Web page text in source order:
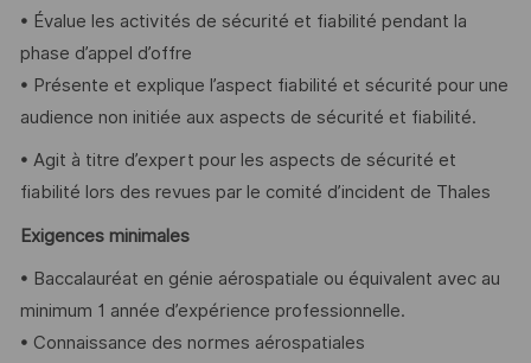
• Évalue les activités de sécurité et fiabilité pendant la
phase d’appel d’offre
• Présente et explique l’aspect fiabilité et sécurité pour une
audience non initiée aux aspects de sécurité et fiabilité.
• Agit à titre d’expert pour les aspects de sécurité et
fiabilité lors des revues par le comité d’incident de Thales
Exigences minimales
• Baccalauréat en génie aérospatiale ou équivalent avec au
minimum 1 année d’expérience professionnelle.
• Connaissance des normes aérospatiales